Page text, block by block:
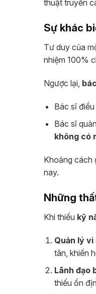
thuật truyền
Sự khác
Tư duy của
nhiệm 100%
Ngược lại,
Bác sĩ
Bác sĩ
không có
Khoảng cách
nay.
Những
Khi thiếu kỹ
Quản lý
tân, khiến
Lãnh đạo
thiếu ổn